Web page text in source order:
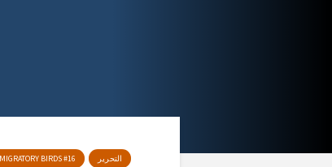
التحرير MIGRATORY BIRDS #16